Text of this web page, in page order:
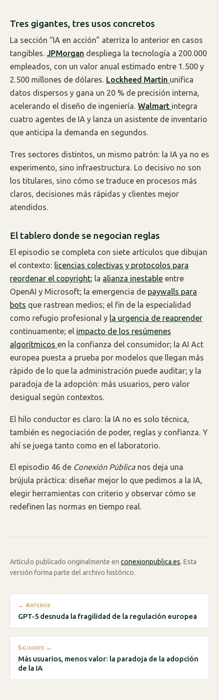
Tres gigantes, tres usos concretos
La sección “IA en acción” aterriza lo anterior en casos
tangibles. JPMorgan despliega la tecnología a 200.000
empleados, con un valor anual estimado entre 1.500 y
2.500 millones de dólares. Lockheed Martin unifica
datos dispersos y gana un 20 % de precisión interna,
acelerando el diseño de ingeniería. Walmart integra
cuatro agentes de IA y lanza un asistente de inventario
que anticipa la demanda en segundos.
Tres sectores distintos, un mismo patrón: la IA ya no es
experimento, sino infraestructura. Lo decisivo no son
los titulares, sino cómo se traduce en procesos más
claros, decisiones más rápidas y clientes mejor
atendidos.
El tablero donde se negocian reglas
El episodio se completa con siete artículos que dibujan
el contexto: licencias colectivas y protocolos para
reordenar el copyright; la alianza inestable entre
OpenAI y Microsoft; la emergencia de paywalls para
bots que rastrean medios; el fin de la especialidad
como refugio profesional y la urgencia de reaprender
continuamente; el impacto de los resúmenes
algorítmicos en la confianza del consumidor; la AI Act
europea puesta a prueba por modelos que llegan más
rápido de lo que la administración puede auditar; y la
paradoja de la adopción: más usuarios, pero valor
desigual según contextos.
El hilo conductor es claro: la IA no es solo técnica,
también es negociación de poder, reglas y confianza. Y
ahí se juega tanto como en el laboratorio.
El episodio 46 de Conexión Pública nos deja una
brújula práctica: diseñar mejor lo que pedimos a la IA,
elegir herramientas con criterio y observar cómo se
redefinen las normas en tiempo real.
Artículo publicado originalmente en conexionpublica.es. Esta
versión forma parte del archivo histórico.
← Anterior
GPT-5 desnuda la fragilidad de la regulación europea
Siguiente →
Más usuarios, menos valor: la paradoja de la adopción
de la IA